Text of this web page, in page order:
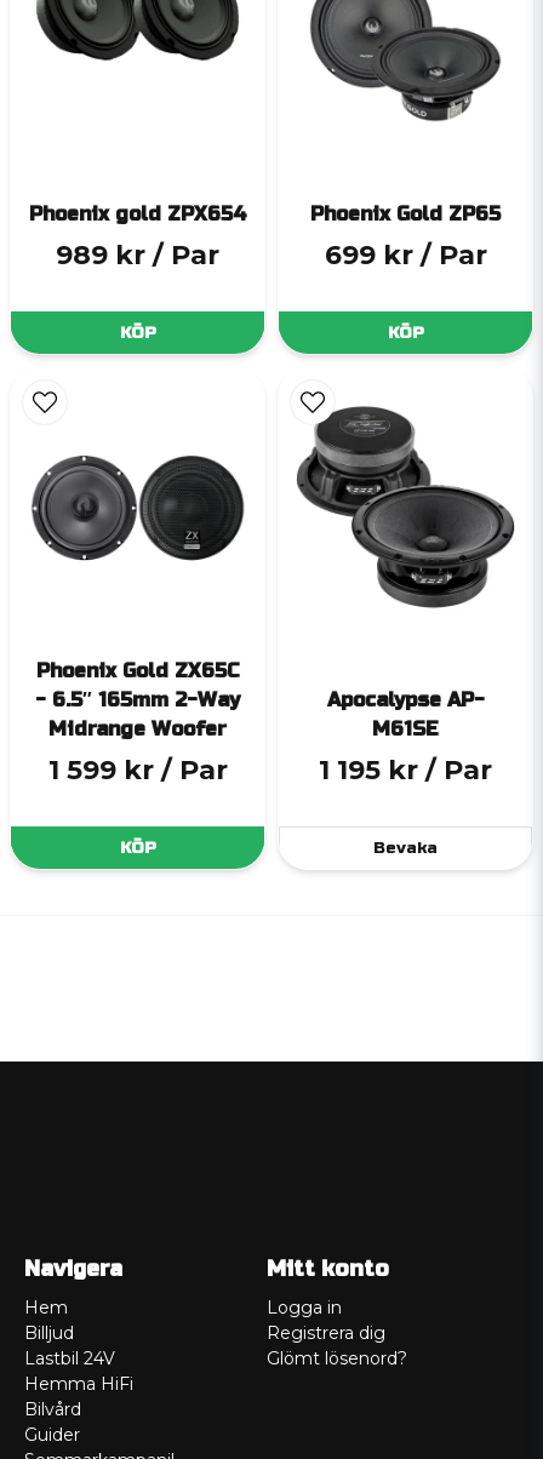
Phoenix gold ZPX654
989 kr / Par
KÖP
Phoenix Gold ZP65
699 kr / Par
KÖP
Phoenix Gold ZX65C
- 6.5″ 165mm 2-Way
Midrange Woofer
1 599 kr / Par
KÖP
Apocalypse AP-
M61SE
1 195 kr / Par
Bevaka
Navigera
Hem
Billjud
Lastbil 24V
Hemma HiFi
Bilvård
Guider
Mitt konto
Logga in
Registrera dig
Glömt lösenord?